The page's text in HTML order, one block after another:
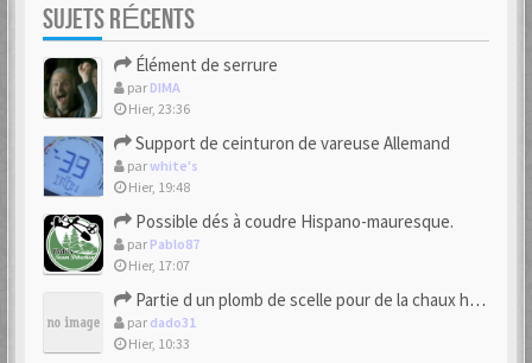
SUJETS RÉCENTS
Élément de serrure
par DIMA
Hier, 23:36
Support de ceinturon de vareuse Allemand
parwhite's
Hier, 19:48
Possible dés à coudre Hispano-mauresque.
par Pablo87
Hier, 17:07
Partie d un plomb de scelle pour de la chaux hydraulique
par dado31
Hier, 10:33